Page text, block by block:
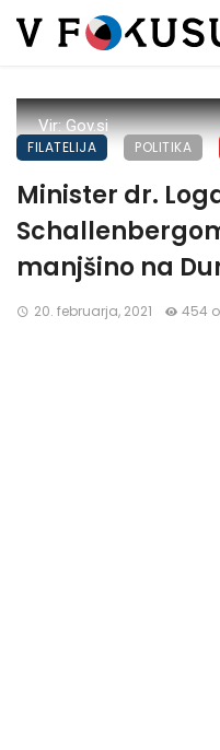
Vir: Gov.si
FILATELIJA POLITIKA
Minister dr.
manjšino na
20. februarja, 2021 454